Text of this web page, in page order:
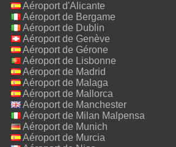
Aéroport d'Alicante
Aéroport de Bergame
Aéroport de Dublin
Aéroport de Genève
Aéroport de Gérone
Aéroport de Lisbonne
Aéroport de Madrid
Aéroport de Malaga
Aéroport de Mallorca
Aéroport de Manchester
Aéroport de Milan Malpensa
Aéroport de Munich
Aéroport de Murcia